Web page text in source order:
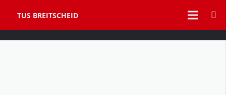
TUS BREITSCHEID